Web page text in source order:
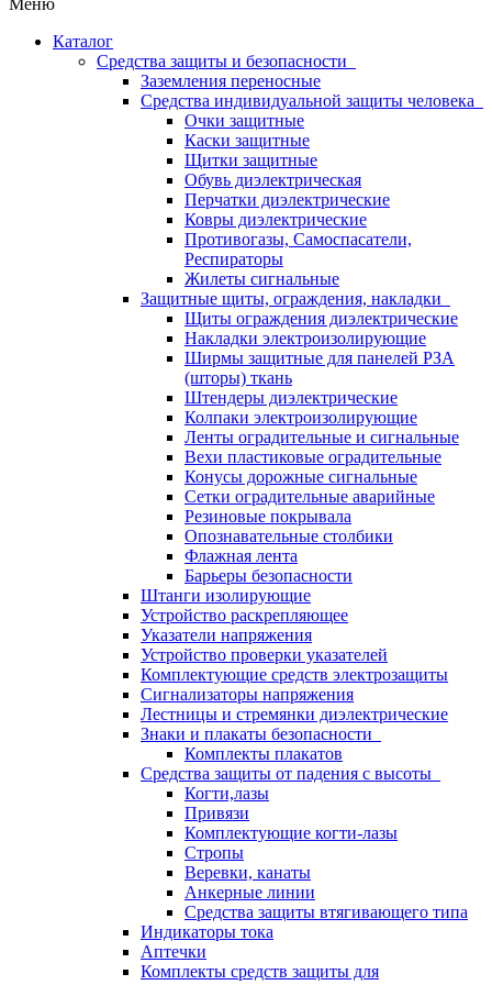
Меню
Каталог
Средства защиты и безопасности
Заземления переносные
Средства индивидуальной защиты человека
Очки защитные
Каски защитные
Щитки защитные
Обувь диэлектрическая
Перчатки диэлектрические
Ковры диэлектрические
Противогазы, Самоспасатели,
Респираторы
Жилеты сигнальные
Защитные щиты, ограждения, накладки
Щиты ограждения диэлектрические
Накладки электроизолирующие
Ширмы защитные для панелей РЗА
(шторы) ткань
Штендеры диэлектрические
Колпаки электроизолирующие
Ленты оградительные и сигнальные
Вехи пластиковые оградительные
Конусы дорожные сигнальные
Сетки оградительные аварийные
Резиновые покрывала
Опознавательные столбики
Флажная лента
Барьеры безопасности
Штанги изолирующие
Устройство раскрепляющее
Указатели напряжения
Устройство проверки указателей
Комплектующие средств электрозащиты
Сигнализаторы напряжения
Лестницы и стремянки диэлектрические
Знаки и плакаты безопасности
Комплекты плакатов
Средства защиты от падения с высоты
Когти,лазы
Привязи
Комплектующие когти-лазы
Стропы
Веревки, канаты
Анкерные линии
Средства защиты втягивающего типа
Индикаторы тока
Аптечки
Комплекты средств защиты для